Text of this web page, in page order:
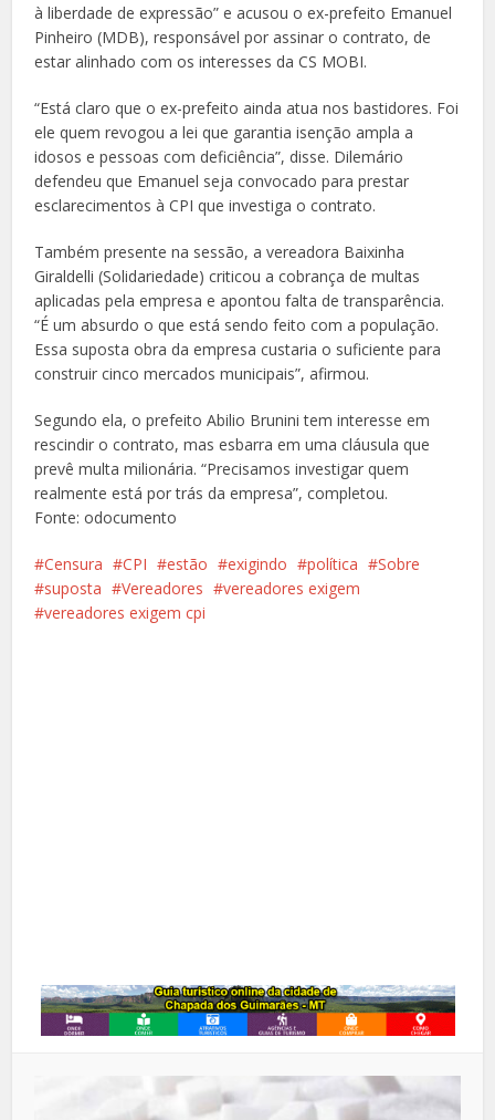
à liberdade de expressão” e acusou o ex-prefeito Emanuel
Pinheiro (MDB), responsável por assinar o contrato, de
estar alinhado com os interesses da CS MOBI.
“Está claro que o ex-prefeito ainda atua nos bastidores. Foi
ele quem revogou a lei que garantia isenção ampla a
idosos e pessoas com deficiência”, disse. Dilemário
defendeu que Emanuel seja convocado para prestar
esclarecimentos à CPI que investiga o contrato.
Também presente na sessão, a vereadora Baixinha
Giraldelli (Solidariedade) criticou a cobrança de multas
aplicadas pela empresa e apontou falta de transparência.
“É um absurdo o que está sendo feito com a população.
Essa suposta obra da empresa custaria o suficiente para
construir cinco mercados municipais”, afirmou.
Segundo ela, o prefeito Abilio Brunini tem interesse em
rescindir o contrato, mas esbarra em uma cláusula que
prevê multa milionária. “Precisamos investigar quem
realmente está por trás da empresa”, completou.
Fonte: odocumento
Censura CPI estão exigindo política
Sobre
suposta
Vereadores
vereadores exigem
vereadores exigem cpi